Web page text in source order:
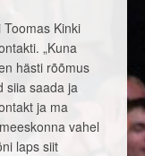
Kinki
„Kuna
hästi rõõmus
siia saada ja
ja ma
vahel
laps siit